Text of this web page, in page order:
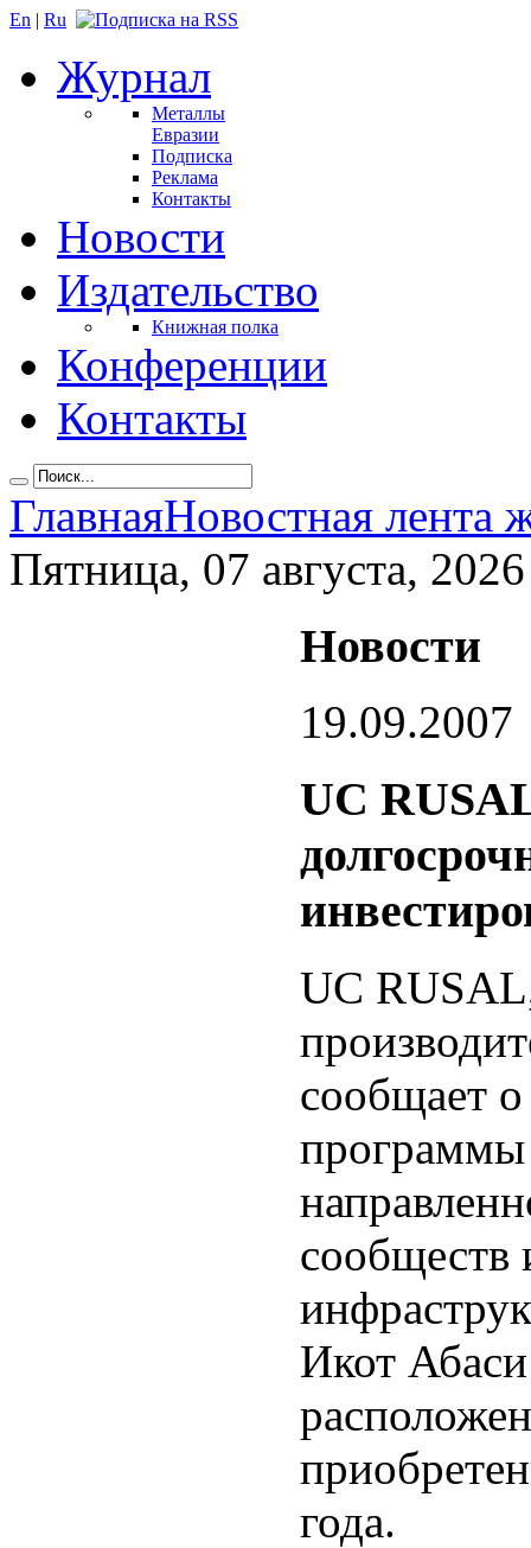
En | Ru
Журнал
Металлы
Евразии
Подписка
Реклама
Контакты
Новости
Издательство
Книжная полка
Конференции
Контакты
ГлавнаяНовостная лента
Пятница, 07 августа, 2026
Новости
19.09.2007
UC
UC
сообщает о
программы
сообществ
Икот
года.